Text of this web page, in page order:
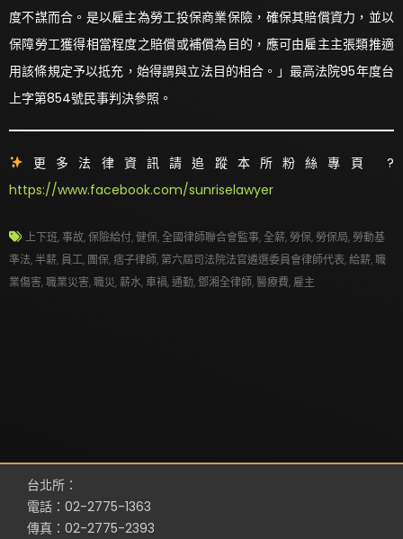
度不謀而合。是以雇主為勞工投保商業保險，確保其賠償資力，並以
保障勞工獲得相當程度之賠償或補償為目的，應可由雇主主張類推適
用該條規定予以抵充，始得謂與立法目的相合。」最高法院95年度台
上字第854號民事判決參照。
更多法律資訊請追蹤本所粉絲專頁 ?
https://www.facebook.com/sunriselawyer
上下班,事故,保險給付,健保,全國律師聯合會監事,全薪, 勞保, 勞保局, 勞動基
準法,半薪, 員工, 團保,痞子律師, 第六屆司法院法官遴選委員會律師代表,給薪,職
業傷害,職業災害,職災,薪水,車禍,通勤, 鄧湘全律師,醫療費, 雇主
台北所：
電話：02-2775-1363
傳真：02-2775-2393